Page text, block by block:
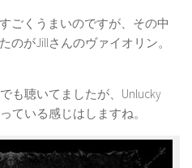
ごくうまいのですが、その中
のがJillさんのヴァイオリン。
も聴いてましたが、Unlucky
ている感じはしますね。